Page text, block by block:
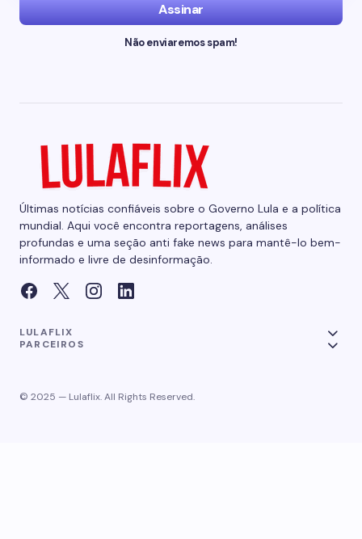
Assinar
Não enviaremos spam!
Últimas notícias confiáveis sobre o Governo Lula e a política
mundial. Aqui você encontra reportagens, análises
profundas e uma seção anti fake news para mantê-lo bem-
informado e livre de desinformação.
LULAFLIX
PARCEIROS
© 2025 — Lulaflix. All Rights Reserved.